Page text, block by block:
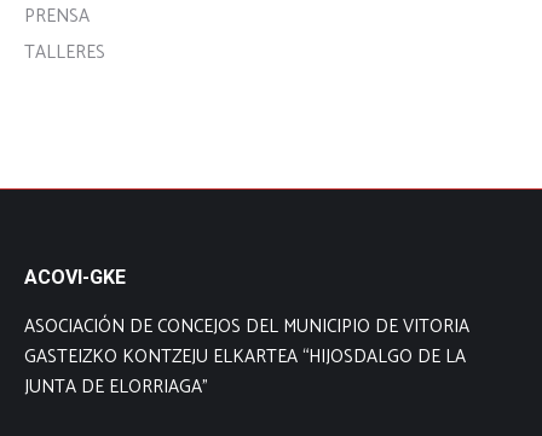
PRENSA
TALLERES
ACOVI-GKE
ASOCIACIÓN DE CONCEJOS DEL MUNICIPIO DE VITORIA
GASTEIZKO KONTZEJU ELKARTEA “HIJOSDALGO DE LA
JUNTA DE ELORRIAGA”